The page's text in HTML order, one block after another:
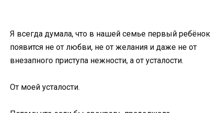
Я всегда думала, что в нашей семье первый ребёнок
появится не от любви, не от желания и даже не от
внезапного приступа нежности, а от усталости.
От моей усталости.